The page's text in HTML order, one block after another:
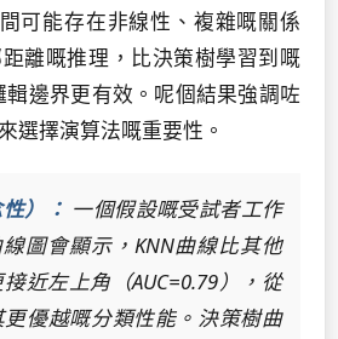
可能存在非線性、複雜嘅關係
離嘅推理，比決策樹學習到嘅
邊界更有效。呢個結果強調咗
選擇演算法嘅重要性。
）： 一個假設嘅受試者工作
線圖會顯示，KNN曲線比其他
近左上角（AUC=0.79），從
優越嘅分類性能。決策樹曲